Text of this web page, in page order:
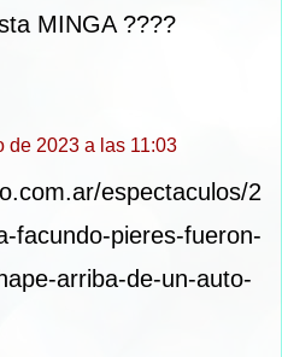
MINGA ????
de 2023 a las 11:03
espectaculos/2
facundo-pieres-fueron-
arriba-de-un-auto-